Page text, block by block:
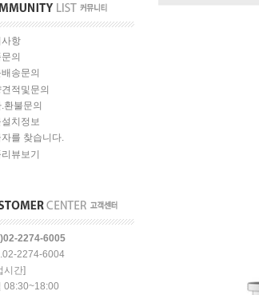
사항
의
송문의
적및문의
환불문의
치정보
자를 찾습니다.
뷰보기
2274-6005
2274-6004
시간]
08:30~18:00